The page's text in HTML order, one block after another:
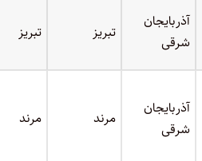
آذربایجان
شرقی
تبریز تبریز
آذربایجان
شرقی
مرند مرند